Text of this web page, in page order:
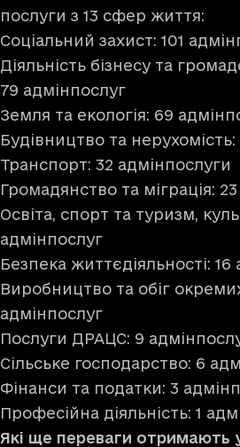
послуги з 13 сфер життя:
Соціальний захист: 101
Діяльність бізнесу та
79 адмінпослуг
Земля та екологія: 69
Будівництво та
Транспорт: 32 адмінпослуги
Громадянство та міграція:
Освіта, спорт та туризм,
адмінпослуг
Безпека життєдіяльності: 16
Виробництво та обіг
адмінпослуг
Послуги ДРАЦС: 9
Сільське господарство: 6
Фінанси та податки: 3
Професійна діяльність: 1
Які ще переваги отримають